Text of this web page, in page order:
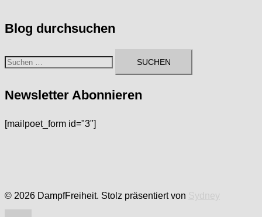
Blog durchsuchen
Suchen
Newsletter Abonnieren
[mailpoet_form id="3"]
© 2026 DampfFreiheit. Stolz präsentiert von